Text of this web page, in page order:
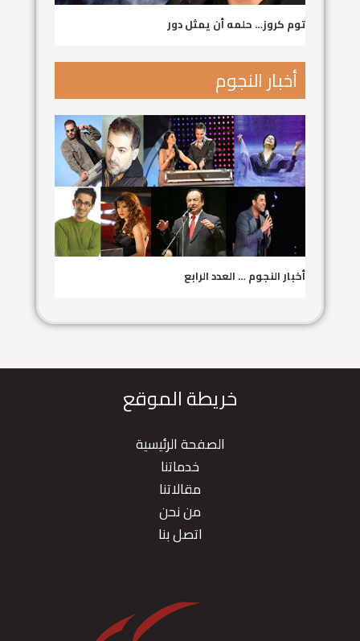
توم كروز… حلمه أن يمثل دور
أخبار النجوم
أخبار النجوم … العدد الرابع
خريطة الموقع
الصفحة الرئيسية
خدماتنا
مقالاتنا
من نحن
اتصل بنا